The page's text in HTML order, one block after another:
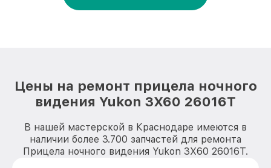
Цены на ремонт прицела ночного
видения Yukon 3Х60 26016Т
В нашей мастерской в Краснодаре имеются в
наличии более 3.700 запчастей для ремонта
Прицела ночного видения Yukon 3Х60 26016Т.